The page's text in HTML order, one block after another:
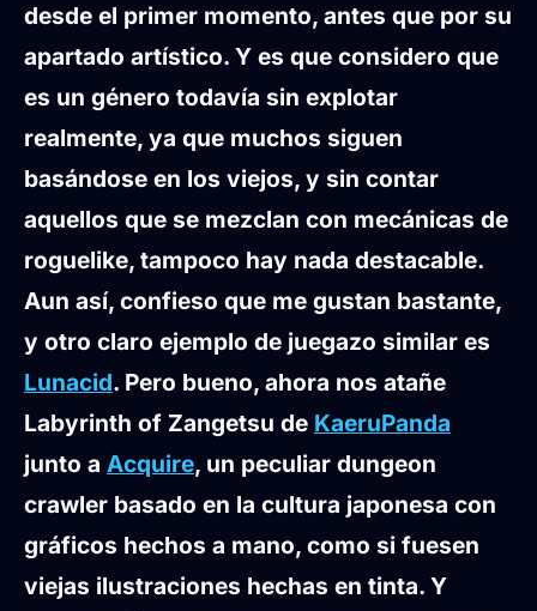
desde el primer momento, antes que por su
apartado artístico. Y es que considero que
es un género todavía sin explotar
realmente, ya que muchos siguen
basándose en los viejos, y sin contar
aquellos que se mezclan con mecánicas de
roguelike, tampoco hay nada destacable.
Aun así, confieso que me gustan bastante,
y otro claro ejemplo de juegazo similar es
Lunacid. Pero bueno, ahora nos atañe
Labyrinth of Zangetsu de KaeruPanda
junto a Acquire, un peculiar dungeon
crawler basado en la cultura japonesa con
gráficos hechos a mano, como si fuesen
viejas ilustraciones hechas en tinta. Y